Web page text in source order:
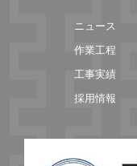
ニュース
作業工程
工事実績
採用情報